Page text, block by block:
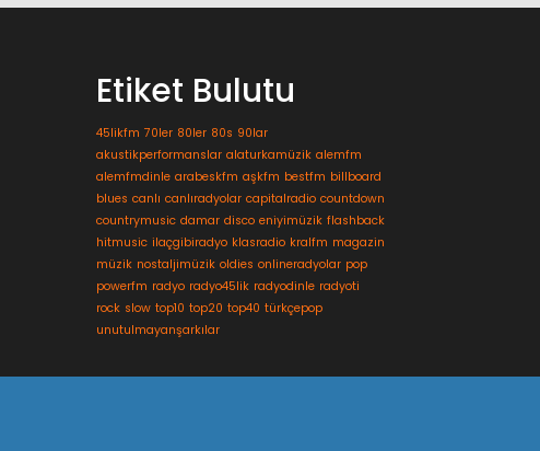
Etiket Bulutu
45likfm 70ler 80ler 80s 90lar
akustikperformanslar alaturkamüzik alemfm
alemfmdinle arabeskfm aşkfm bestfm billboard
blues canlı canlıradyolar capitalradio countdown
countrymusic damar disco eniyimüzik flashback
hitmusic ilaçgibiradyo klasradio kralfm magazin
müzik nostaljimüzik oldies onlineradyolar pop
powerfm radyo radyo45lik radyodinle radyoti
rock slow top10 top20 top40 türkçepop
unutulmayanşarkılar